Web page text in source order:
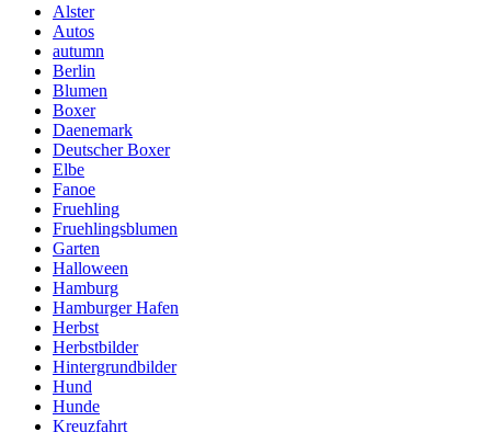
Alster
Autos
autumn
Berlin
Blumen
Boxer
Daenemark
Deutscher Boxer
Elbe
Fanoe
Fruehling
Fruehlingsblumen
Garten
Halloween
Hamburg
Hamburger Hafen
Herbst
Herbstbilder
Hintergrundbilder
Hund
Hunde
Kreuzfahrt